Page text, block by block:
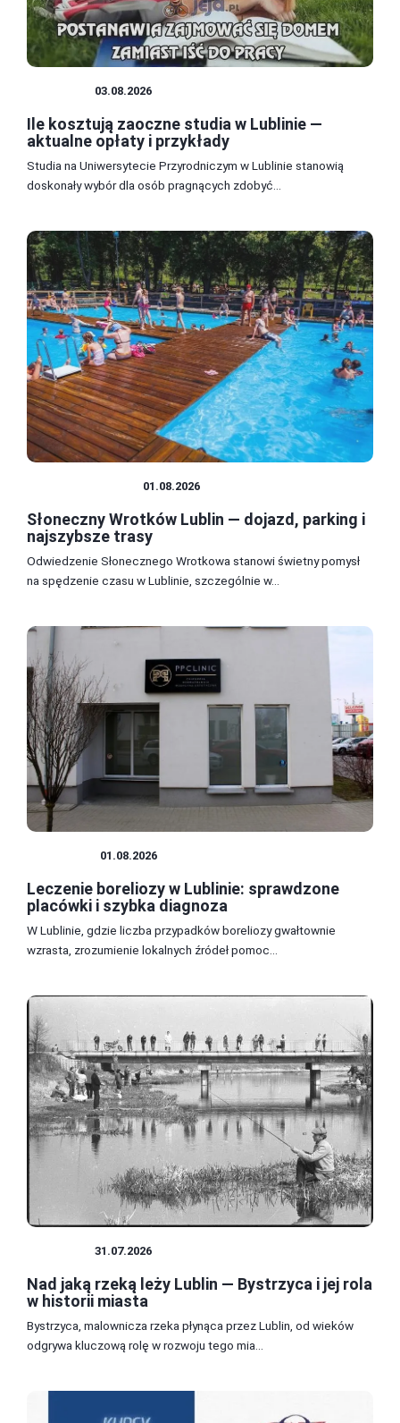
03.08.2026
Ile kosztują zaoczne studia w Lublinie —
aktualne opłaty i przykłady
Studia na Uniwersytecie Przyrodniczym w Lublinie stanowią
doskonały wybór dla osób pragnących zdobyć...
01.08.2026
Słoneczny Wrotków Lublin — dojazd, parking i
najszybsze trasy
Odwiedzenie Słonecznego Wrotkowa stanowi świetny pomysł
na spędzenie czasu w Lublinie, szczególnie w...
01.08.2026
Leczenie boreliozy w Lublinie: sprawdzone
placówki i szybka diagnoza
W Lublinie, gdzie liczba przypadków boreliozy gwałtownie
wzrasta, zrozumienie lokalnych źródeł pomoc...
31.07.2026
Nad jaką rzeką leży Lublin — Bystrzyca i jej rola
w historii miasta
Bystrzyca, malownicza rzeka płynąca przez Lublin, od wieków
odgrywa kluczową rolę w rozwoju tego mia...